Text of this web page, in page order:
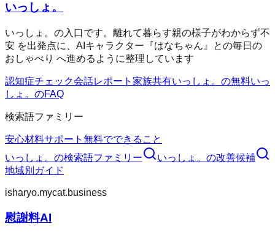
いっしょ。
いっしょ。の入口です。離れて暮らす親の様子がわからず不
安 を出発点に、AIキャラクター『はなちゃん』との毎日の
おしゃべり へ進めるように整理しています
認知症チェック会話レポート 家族共有いっしょ。の無料いっ
しょ。のFAQ
検索語ファミリー
安心材料サポート 無料でできること
いっしょ。 の検索語ファミリー いっしょ。 の改善候補
地域別ガイド
isharyo.mycat.business
慰謝料AI